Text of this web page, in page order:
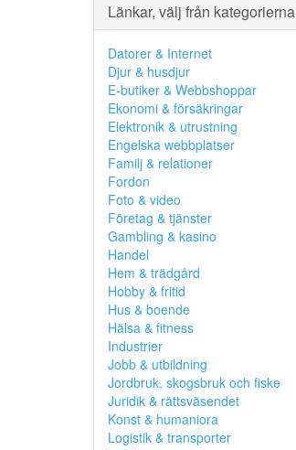
Länkar, välj från kategorierna
Datorer & Internet
Djur & husdjur
E-butiker & Webbshoppar
Ekonomi & försäkringar
Elektronik & utrustning
Engelska webbplatser
Familj & relationer
Fordon
Foto & video
Företag & tjänster
Gambling & kasino
Handel
Hem & trädgård
Hobby & fritid
Hus & boende
Hälsa & fitness
Industrier
Jobb & utbildning
Jordbruk, skogsbruk och fiske
Juridik & rättsväsendet
Konst & humaniora
Logistik & transporter